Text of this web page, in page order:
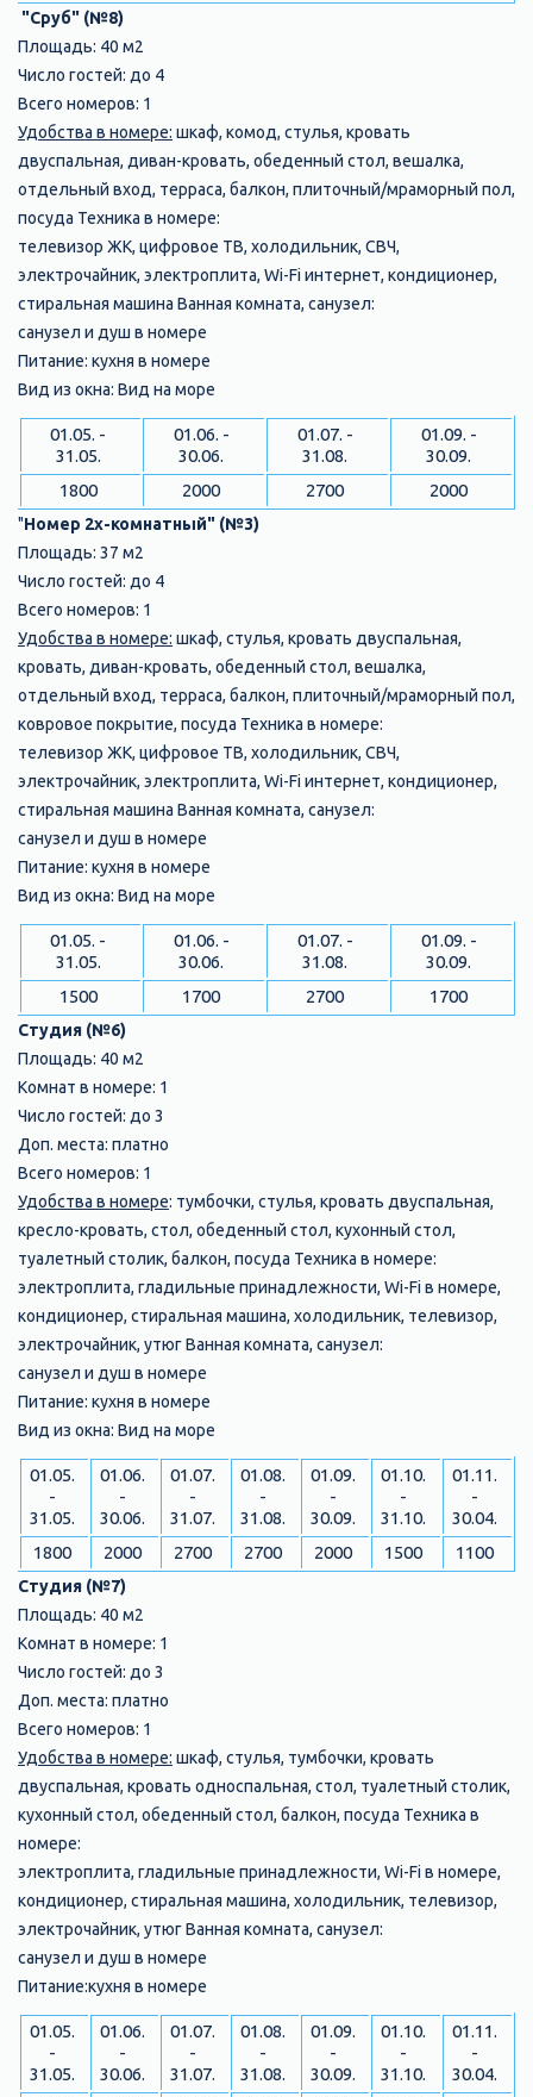
"Сруб" (№8)
Площадь: 40 м2
Число гостей: до 4
Всего номеров: 1
Удобства в номере: шкаф, комод, стулья, кровать
двуспальная, диван-кровать, обеденный стол, вешалка,
отдельный вход, терраса, балкон, плиточный/мраморный пол,
посуда Техника в номере:
телевизор ЖК, цифровое ТВ, холодильник, СВЧ,
электрочайник, электроплита, Wi-Fi интернет, кондиционер,
стиральная машина Ванная комната, санузел:
санузел и душ в номере
Питание: кухня в номере
Вид из окна: Вид на море
01.05. -
31.05.
01.06. -
30.06.
01.07. -
31.08.
01.09. -
30.09.
1800
2000 2700 2000
"Номер 2х-комнатный" (№3)
Площадь: 37 м2
Число гостей: до 4
Всего номеров: 1
Удобства в номере: шкаф, стулья, кровать двуспальная,
кровать, диван-кровать, обеденный стол, вешалка,
отдельный вход, терраса, балкон, плиточный/мраморный пол,
ковровое покрытие, посуда Техника в номере:
телевизор ЖК, цифровое ТВ, холодильник, СВЧ,
электрочайник, электроплита, Wi-Fi интернет, кондиционер,
стиральная машина Ванная комната, санузел:
санузел и душ в номере
Питание: кухня в номере
Вид из окна: Вид на море
01.05. -
31.05.
01.06. -
30.06.
01.07. -
31.08.
01.09. -
30.09.
1500
1700 2700 1700
Студия (№6)
Площадь: 40 м2
Комнат в номере: 1
Число гостей: до 3
Доп. места: платно
Всего номеров: 1
Удобства в номере: тумбочки, стулья, кровать двуспальная,
кресло-кровать, стол, обеденный стол, кухонный стол,
туалетный столик, балкон, посуда Техника в номере:
электроплита, гладильные принадлежности, Wi-Fi в номере,
кондиционер, стиральная машина, холодильник, телевизор,
электрочайник, утюг Ванная комната, санузел:
санузел и душ в номере
Питание: кухня в номере
Вид из окна: Вид на море
01.05.
-
31.05.
01.06.
-
30.06.
01.07.
-
31.07.
01.08.
-
31.08.
01.09.
-
30.09.
01.10.
-
31.10.
01.11.
-
30.04.
1800
2000 2700 2700 2000 1500 1100
Студия (№7)
Площадь: 40 м2
Комнат в номере: 1
Число гостей: до 3
Доп. места: платно
Всего номеров: 1
Удобства в номере: шкаф, стулья, тумбочки, кровать
двуспальная, кровать односпальная, стол, туалетный столик,
кухонный стол, обеденный стол, балкон, посуда Техника в
номере:
электроплита, гладильные принадлежности, Wi-Fi в номере,
кондиционер, стиральная машина, холодильник, телевизор,
электрочайник, утюг Ванная комната, санузел:
санузел и душ в номере
Питание:кухня в номере
01.05.
-
31.05.
01.06.
-
30.06.
01.07.
-
31.07.
01.08.
-
31.08.
01.09.
-
30.09.
01.10.
-
31.10.
01.11.
-
30.04.